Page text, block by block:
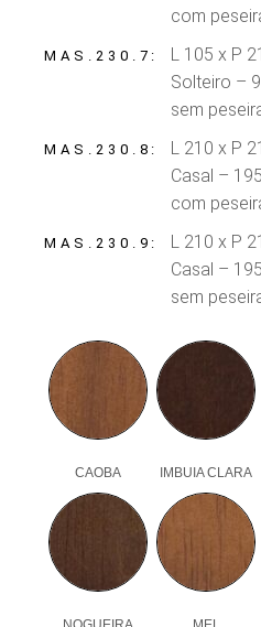
com
MAS.230.7
L 105 x P
Solteiro –
sem
MAS.230.8
L 210 x P
Casal –
com
MAS.230.9
L 210 x P
Casal –
sem
CAOBA IMBUIA CLARA